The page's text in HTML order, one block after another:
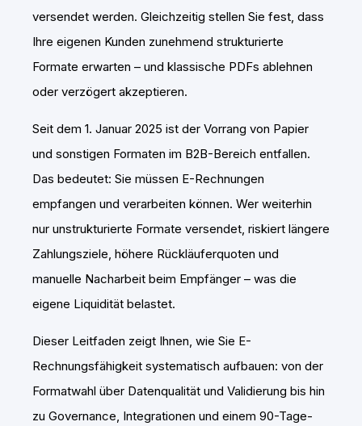
versendet werden. Gleichzeitig stellen Sie fest, dass
Ihre eigenen Kunden zunehmend strukturierte
Formate erwarten – und klassische PDFs ablehnen
oder verzögert akzeptieren.
Seit dem 1. Januar 2025 ist der Vorrang von Papier
und sonstigen Formaten im B2B-Bereich entfallen.
Das bedeutet: Sie müssen E-Rechnungen
empfangen und verarbeiten können. Wer weiterhin
nur unstrukturierte Formate versendet, riskiert längere
Zahlungsziele, höhere Rückläuferquoten und
manuelle Nacharbeit beim Empfänger – was die
eigene Liquidität belastet.
Dieser Leitfaden zeigt Ihnen, wie Sie E-
Rechnungsfähigkeit systematisch aufbauen: von der
Formatwahl über Datenqualität und Validierung bis hin
zu Governance, Integrationen und einem 90-Tage-